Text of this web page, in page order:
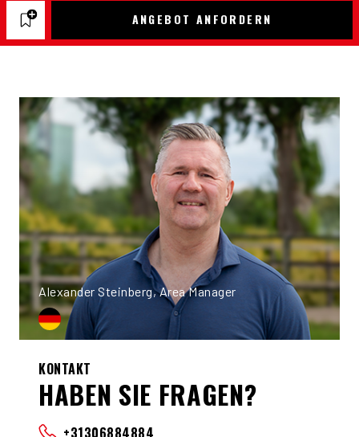
ANGEBOT ANFORDERN
Alexander Steinberg, Area Manager
KONTAKT
HABEN SIE FRAGEN?
+31306884884